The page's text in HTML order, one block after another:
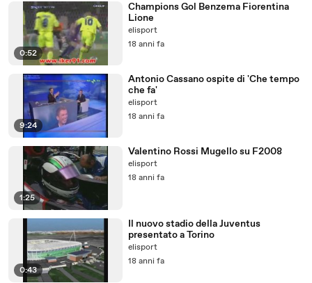
0:52
Champions Gol Benzema Fiorentina
Lione
elisport
18 anni fa
9:24
Antonio Cassano ospite di 'Che tempo
che fa'
elisport
18 anni fa
1:25
Valentino Rossi Mugello su F2008
elisport
18 anni fa
0:43
Il nuovo stadio della Juventus
presentato a Torino
elisport
18 anni fa